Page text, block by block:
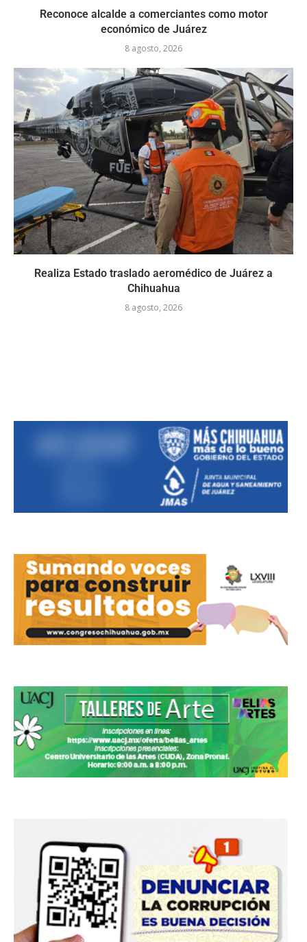
Reconoce alcalde a comerciantes como motor
económico de Juárez
8 agosto, 2026
Realiza Estado traslado aeromédico de Juárez a
Chihuahua
8 agosto, 2026